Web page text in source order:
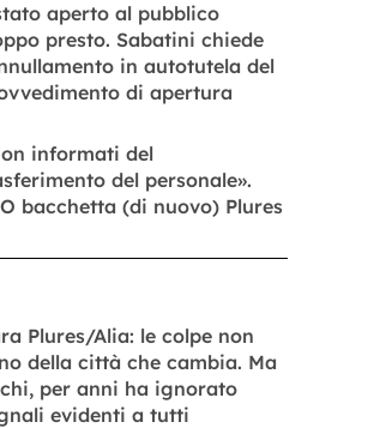
aperto al pubblico
presto. Sabatini chiede
in autotutela del
di apertura
informati del
del personale».
bacchetta (di nuovo) Plures
Plures/Alia: le colpe non
della città che cambia. Ma
per anni ha ignorato
evidenti a tutti